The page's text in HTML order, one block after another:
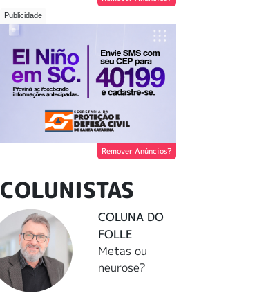
Remover Anúncios?
COLUNISTAS
COLUNA DO
FOLLE
Metas ou
neurose?